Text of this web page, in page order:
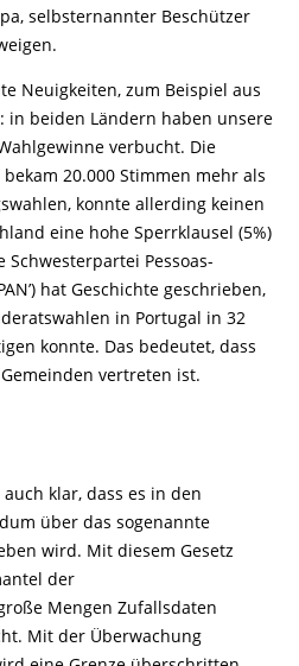
selbsternannter Beschützer
Neuigkeiten, zum Beispiel aus
in beiden Ländern haben unsere
verbucht. Die
20.000 Stimmen mehr als
konnte allerding keinen
eine hohe Sperrklausel (5%)
Pessoas-
hat Geschichte geschrieben,
in Portugal in 32
konnte. Das bedeutet, dass
vertreten ist.
klar, dass es in den
über das sogenannte
wird. Mit diesem Gesetz
der
Mengen Zufallsdaten
Mit der Überwachung